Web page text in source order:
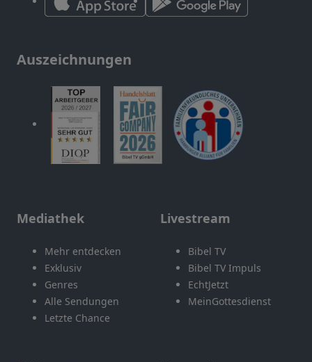
Auszeichnungen
Mediathek
Mehr entdecken
Exklusiv
Genres
Alle Sendungen
Letzte Chance
Livestream
Bibel TV
Bibel TV Impuls
EchtJetzt
MeinGottesdienst